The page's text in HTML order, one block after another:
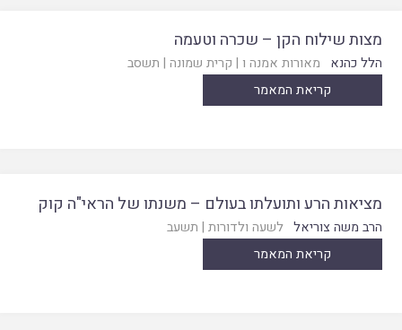
מצות שילוח הקן – שכרה וטעמה
הלל כהנא מאורות אמנה ו | קרית שמונה | תשסב
קריאת המאמר
מציאות הרע ותועלתו בעולם – משנתו של הראי"ה קוק
הרב משה צוריאל לשעה ולדורות | תשעב
קריאת המאמר